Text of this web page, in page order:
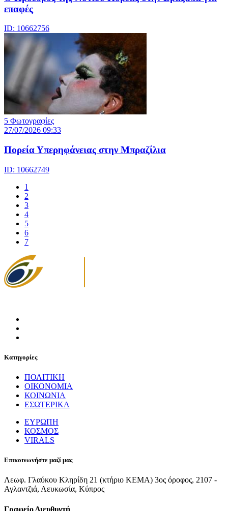
επαφές
ID: 10662756
5 Φωτογραφίες
27/07/2026 09:33
Πορεία Υπερηφάνειας στην Μπραζίλια
ID: 10662749
1
2
3
4
5
6
7
Κατηγορίες
ΠΟΛΙΤΙΚΗ
ΟΙΚΟΝΟΜΙΑ
ΚΟΙΝΩΝΙΑ
ΕΣΩΤΕΡΙΚΑ
ΕΥΡΩΠΗ
ΚΟΣΜΟΣ
VIRALS
Επικοινωνήστε μαζί μας
Λεωφ. Γλαύκου Κληρίδη 21 (κτήριο ΚΕΜΑ) 3ος όροφος, 2107 -
Αγλαντζιά, Λευκωσία, Κύπρος
Γραφείο Διευθυντή